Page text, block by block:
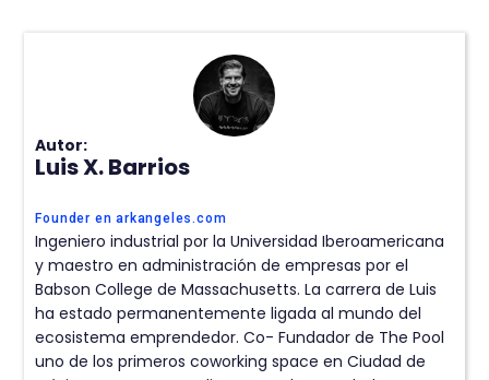
Autor:
Luis X. Barrios
Founder en arkangeles.com
Ingeniero industrial por la Universidad Iberoamericana
y maestro en administración de empresas por el
Babson College de Massachusetts. La carrera de Luis
ha estado permanentemente ligada al mundo del
ecosistema emprendedor. Co- Fundador de The Pool
uno de los primeros coworking space en Ciudad de